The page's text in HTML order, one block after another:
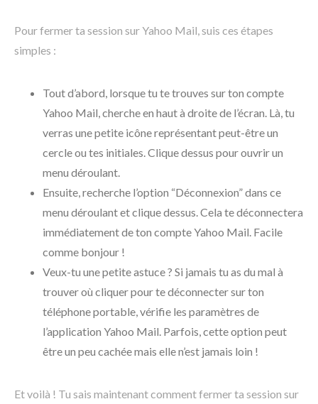
Pour fermer ta session sur Yahoo Mail, suis ces étapes
simples :
Tout d’abord, lorsque tu te trouves sur ton compte
Yahoo Mail, cherche en haut à droite de l’écran. Là, tu
verras une petite icône représentant peut-être un
cercle ou tes initiales. Clique dessus pour ouvrir un
menu déroulant.
Ensuite, recherche l’option “Déconnexion” dans ce
menu déroulant et clique dessus. Cela te déconnectera
immédiatement de ton compte Yahoo Mail. Facile
comme bonjour !
Veux-tu une petite astuce ? Si jamais tu as du mal à
trouver où cliquer pour te déconnecter sur ton
téléphone portable, vérifie les paramètres de
l’application Yahoo Mail. Parfois, cette option peut
être un peu cachée mais elle n’est jamais loin !
Et voilà ! Tu sais maintenant comment fermer ta session sur